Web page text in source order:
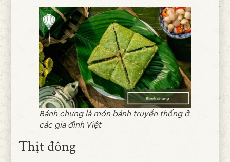
Bánh chưng là món bánh truyền thống ở
các gia đình Việt
Thịt đông